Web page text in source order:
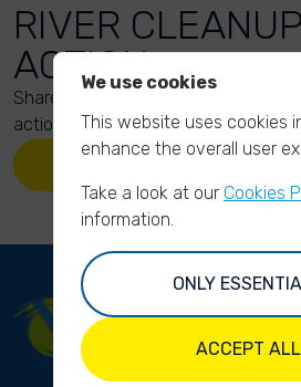
RIVER
ACTION
Share your action photos here and
action too!
UPLOAD YOUR
We use cookies
This website uses cookies
enhance the overall user
Take a look at our Cookies
information.
ONLY
ACCEPT ALL